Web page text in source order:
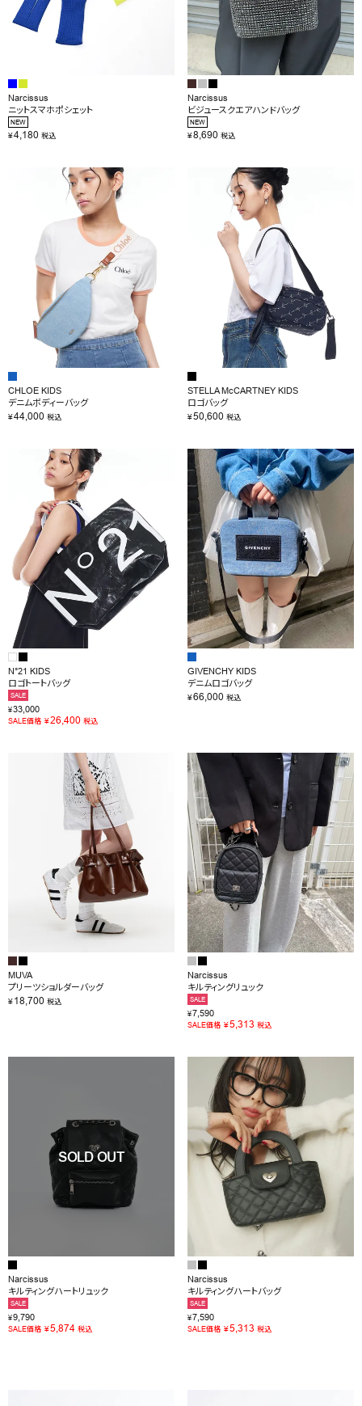
Narcissus
ニットスマホポシェット
NEW
¥4,180 税込
Narcissus
ビジュースクエアハンドバッグ
NEW
¥8,690 税込
CHLOE KIDS
デニムボディーバッグ
¥44,000 税込
STELLA McCARTNEY KIDS
ロゴバッグ
¥50,600 税込
N°21 KIDS
ロゴトートバッグ
SALE
¥33,000
SALE価格 ¥26,400 税込
GIVENCHY KIDS
デニムロゴバッグ
¥66,000 税込
MUVA
プリーツショルダーバッグ
¥18,700 税込
Narcissus
キルティングリュック
SALE
¥7,590
SALE価格 ¥5,313 税込
Narcissus
キルティングハートリュック
SALE
¥9,790
SALE価格 ¥5,874 税込
Narcissus
キルティングハートバッグ
SALE
¥7,590
SALE価格 ¥5,313 税込